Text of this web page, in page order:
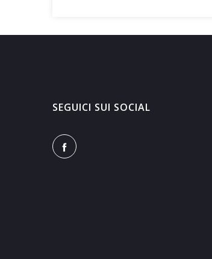
SEGUICI SUI SOCIAL